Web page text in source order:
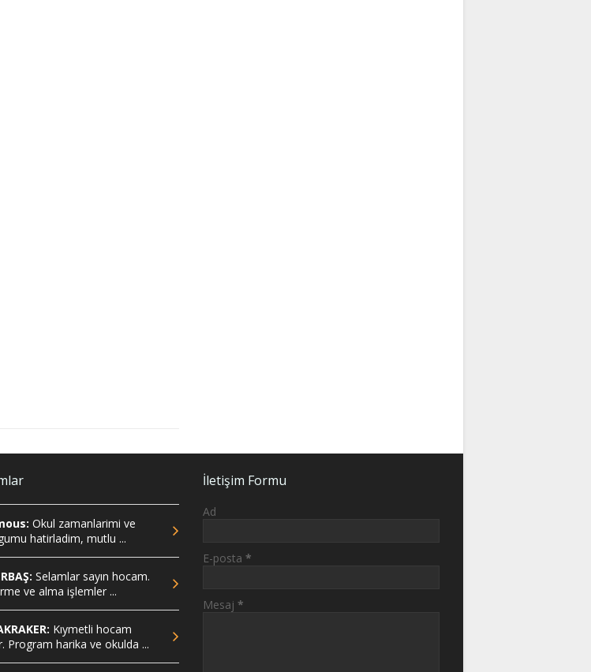
Okul zamanlarimi ve
hatirladim, mutlu ...
Selamlar sayın hocam.
ve alma işlemler ...
Kıymetli hocam
Program harika ve okulda ...
İletişim Formu
Ad
E-posta *
Mesaj *